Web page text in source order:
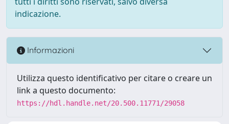
indicazione.
Informazioni
Utilizza questo identificativo per citare o creare un
link a questo documento:
https://hdl.handle.net/20.500.11771/29058